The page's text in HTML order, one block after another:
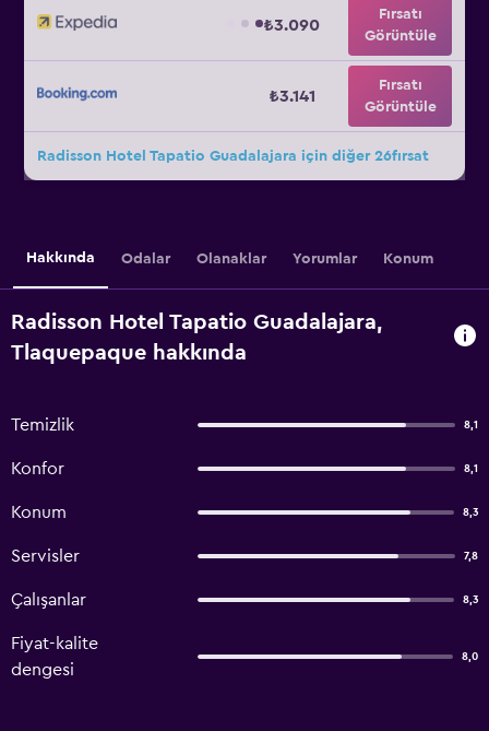
₺3.090
Fırsatı
Görüntüle
₺3.141
Fırsatı
Görüntüle
Radisson Hotel Tapatio Guadalajara için diğer 26fırsat
Hakkında Odalar Olanaklar Yorumlar Konum
Radisson Hotel Tapatio Guadalajara,
Tlaquepaque hakkında
Temizlik 8,1
Konfor 8,1
Konum 8,3
Servisler 7,8
Çalışanlar 8,3
Fiyat-kalite
dengesi
8,0